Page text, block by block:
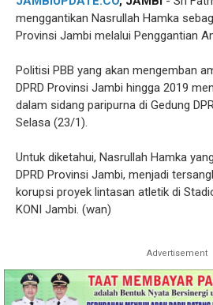
menggantikan Nasrullah Hamka
Provinsi Jambi melalui Penggantian
Politisi PBB yang akan mengemban
DPRD Provinsi Jambi hingga 2019
dalam sidang paripurna di Gedung
Selasa (23/1).
Untuk diketahui, Nasrullah Hamka
DPRD Provinsi Jambi, menjadi
korupsi proyek lintasan atletik di
KONI Jambi. (wan)
Advertisement